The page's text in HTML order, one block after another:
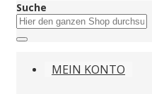
Suche
MEIN KONTO